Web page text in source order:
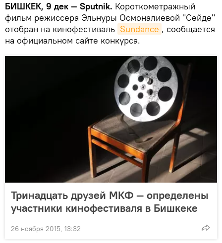
БИШКЕК, 9 дек — Sputnik. Короткометражный
фильм режиссера Эльнуры Осмоналиевой "Сейде"
отобран на кинофестиваль Sundance , сообщается
на официальном сайте конкурса.
Тринадцать друзей МКФ — определены
участники кинофестиваля в Бишкеке
26 ноября 2015, 13:32